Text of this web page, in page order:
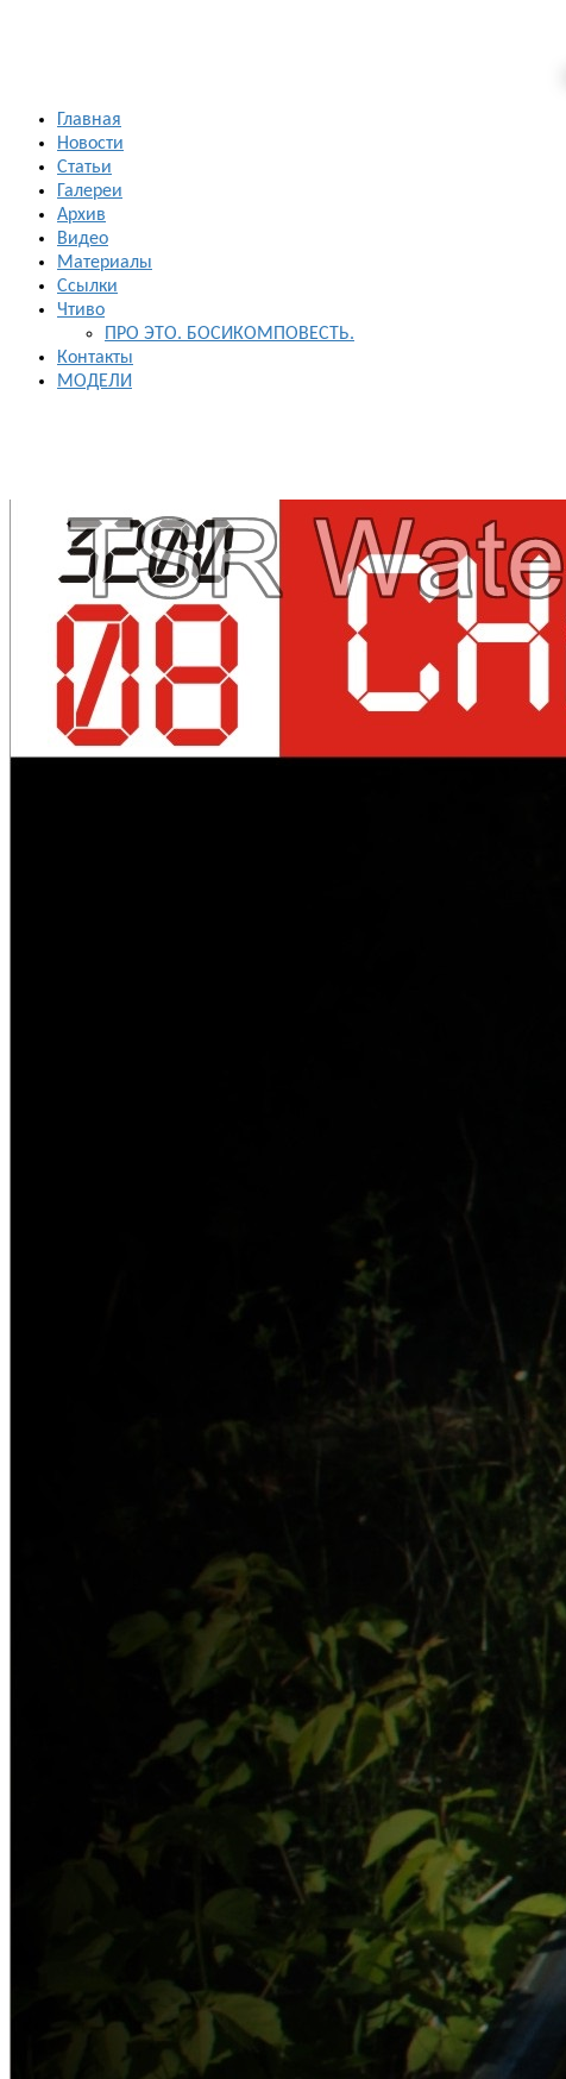
Главная
Новости
Статьи
Галереи
Архив
Видео
Материалы
Ссылки
Чтиво
ПРО ЭТО. БОСИКОМПОВЕСТЬ.
Контакты
МОДЕЛИ